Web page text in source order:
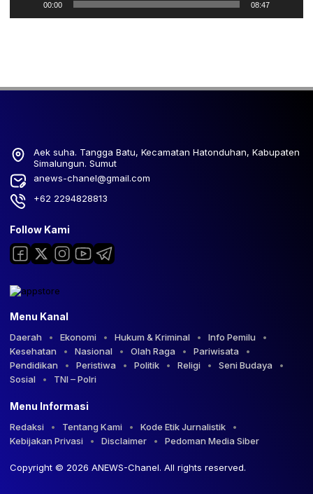
00:00 08:47
Aek suha. Tangga Batu, Kecamatan Hatonduhan, Kabupaten
Simalungun. Sumut
anews-chanel@gmail.com
+62 2294828813
Follow Kami
Menu Kanal
Daerah Ekonomi Hukum & Kriminal
Info Pemilu
Kesehatan
Nasional Olah Raga
Pariwisata
Pendidikan
Peristiwa Politik Religi
Seni Budaya
Sosial
TNI – Polri
Menu Informasi
Redaksi Tentang Kami
Kode Etik Jurnalistik
Kebijakan Privasi
Disclaimer Pedoman Media Siber
Copyright © 2026 ANEWS-Chanel. All rights reserved.